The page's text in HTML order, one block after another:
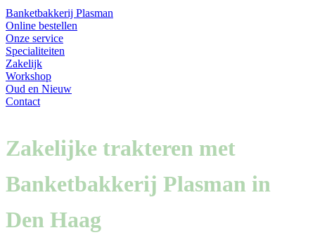
Banketbakkerij Plasman
Online bestellen
Onze service
Specialiteiten
Zakelijk
Workshop
Oud en Nieuw
Contact
Zakelijke trakteren met
Banketbakkerij Plasman in
Den Haag